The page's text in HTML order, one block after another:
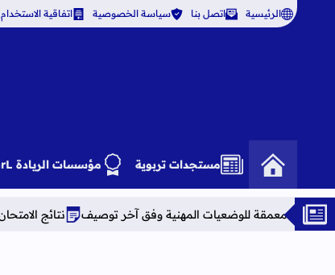
الرئيسية اتصل بنا سياسة الخصوصية اتفاقية الاستخدام
مستجدات تربوية مؤسسات الريادة TarL
المهنية وفق آخر توصيف نتائج الامتحان المهني برسم 2025